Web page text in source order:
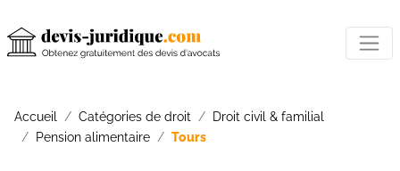
Accueil Catégories de droit
Droit civil & familial
Pension alimentaire
Tours